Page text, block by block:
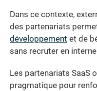
Dans ce contexte,
des partenariats
développement et de
sans recruter en
Les partenariats SaaS
pragmatique pour